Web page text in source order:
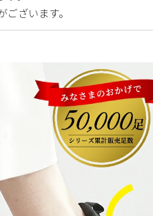
ざいます。